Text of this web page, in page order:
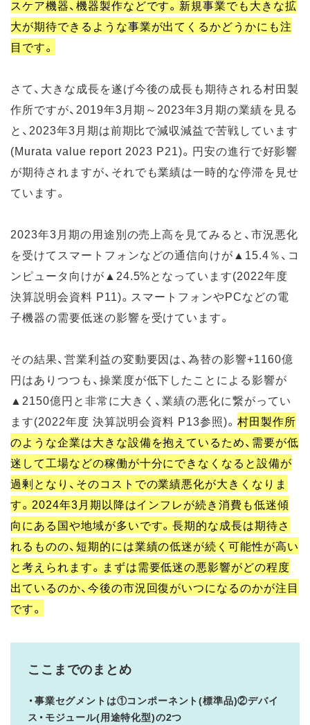
スケア機器、機器製作などです。新規事業でも大きな拡
大が期待できるような事業が出てくるかどうかにも注
目です。
さて、大きな成長を遂げ今後の成長も期待される村田製
作所ですが、2019年3月期～2023年3月期の業績を見る
と、2023年3月期は前期比で減収減益で苦戦しています
(Murata value report 2023 P21)。円安の進行で好影響
が期待されますが、それでも業績は一時的な停滞を見せ
ています。
2023年3月期の用途別の売上高を見てみると、市況悪化
を受けてスマートフォンなどの通信向けが▲15.4％、コ
ンピュータ向けが▲24.5%となっています(2022年度
決算説明会資料 P11)。スマートフォンやPCなどの電
子機器の需要低迷の影響を受けています。
その結果、営業利益の変動要因は、為替の影響+1160億
円はありつつも、操業度が低下したことによる影響が
▲2150億円と非常に大きく、業績の悪化に繋がってい
ます(2022年度 決算説明会資料 P13参照)。 村田製作所
のような企業は大きな設備を抱えているため、需要が低
迷して工場などの稼働が十分にできなくなると設備が
過剰となり、そのコストでの業績悪化が大きくなりま
す。2024年3月期以降はインフレが続き消費も低迷傾
向にある国や地域が多いです。長期的な成長は期待さ
れるものの、短期的には業績の低迷が続く可能性が高い
と考えられます。まずは需要低迷の悪影響がどの程度
出ているのか、今後の市況回復がいつになるのかが注目
です。
ここまでのまとめ
・事業セグメントは①コンポーネント(標準品)②デバイ
ス・モジュール(用途特化型)の2つ